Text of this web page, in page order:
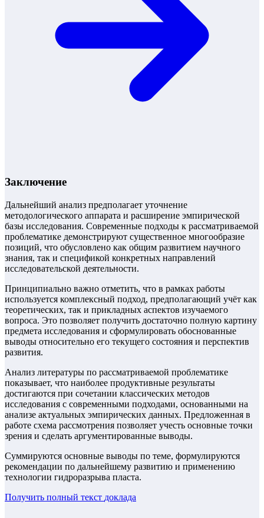
Заключение
Дальнейший анализ предполагает уточнение
методологического аппарата и расширение эмпирической
базы исследования. Современные подходы к рассматриваемой
проблематике демонстрируют существенное многообразие
позиций, что обусловлено как общим развитием научного
знания, так и спецификой конкретных направлений
исследовательской деятельности.
Принципиально важно отметить, что в рамках работы
используется комплексный подход, предполагающий учёт как
теоретических, так и прикладных аспектов изучаемого
вопроса. Это позволяет получить достаточно полную картину
предмета исследования и сформулировать обоснованные
выводы относительно его текущего состояния и перспектив
развития.
Анализ литературы по рассматриваемой проблематике
показывает, что наиболее продуктивные результаты
достигаются при сочетании классических методов
исследования с современными подходами, основанными на
анализе актуальных эмпирических данных. Предложенная в
работе схема рассмотрения позволяет учесть основные точки
зрения и сделать аргументированные выводы.
Суммируются основные выводы по теме, формулируются
рекомендации по дальнейшему развитию и применению
технологии гидроразрыва пласта.
Получить полный текст доклада